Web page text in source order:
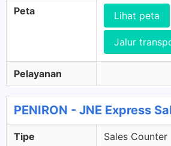
Peta Lihat peta
Jalur
Pelayanan
PENIRON - JNE Express
Tipe Sales Counter